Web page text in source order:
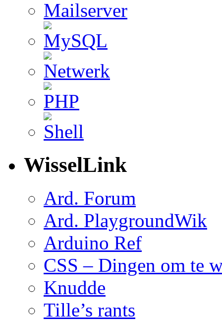
WisselLink
Ard. Forum
Ard. PlaygroundWik
Arduino Ref
CSS – Dingen om te
Knudde
Tille’s rants